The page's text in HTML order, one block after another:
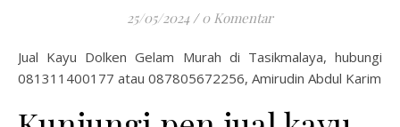
25/05/2024 / 0 Komentar
Jual Kayu Dolken Gelam Murah di Tasikmalaya, hubungi
081311400177 atau 087805672256, Amirudin Abdul Karim